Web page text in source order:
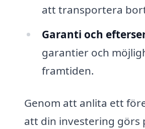
att transportera
Garanti och
garantier och
framtiden.
Genom att anlita ett
att din investering görs